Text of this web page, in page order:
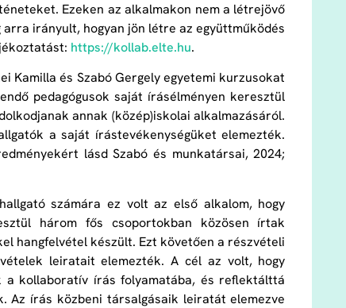
Ezeken az alkalmakon nem a létrejövő
irányult, hogyan jön létre az együttműködés
https:​//kollab​.elte​.hu.
Kamilla és Szabó Gergely egyetemi kurzusokat
pedagógusok saját írásélményen keresztül
annak (közép)iskolai alkalmazásáról.
a saját írástevékenységüket elemezték.
lásd Szabó és munkatársai, 2024;
számára ez volt az első alkalom, hogy
három fős csoportokban közösen írtak
hangfelvétel készült. Ezt követően a részvételi
leiratait elemezték. A cél az volt, hogy
kollaboratív írás folyamatába, és reflektálttá
Az írás közbeni társalgásaik leiratát elemezve